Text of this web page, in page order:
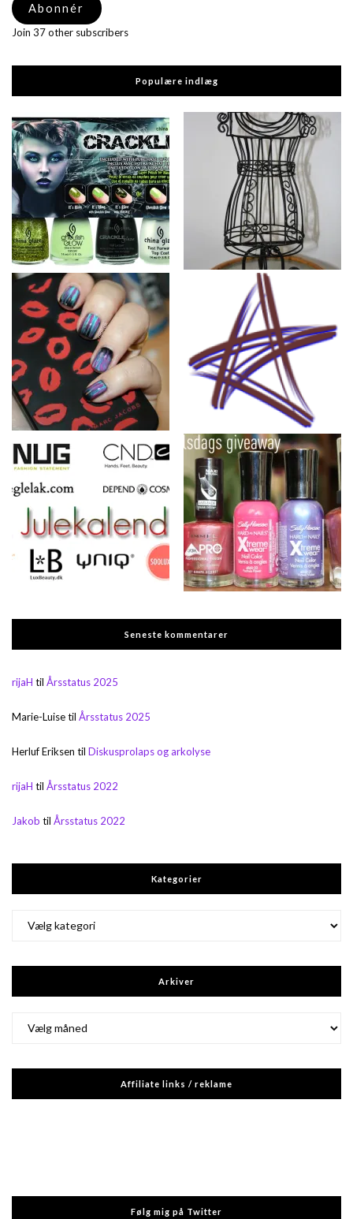
Abonnér
Join 37 other subscribers
Populære indlæg
Seneste kommentarer
rijaH til Årsstatus 2025
Marie-Luisetil Årsstatus 2025
Herluf Eriksen til Diskusprolaps og arkolyse
rijaH til Årsstatus 2022
Jakob til Årsstatus 2022
Kategorier
Arkiver
Affiliate links / reklame
Følg mig på Twitter